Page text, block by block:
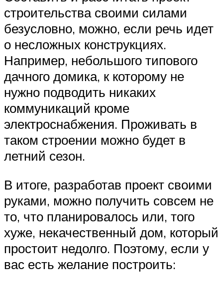
строительства своими силами
безусловно, можно, если речь идет
о несложных конструкциях.
Например, небольшого типового
дачного домика, к которому не
нужно подводить никаких
коммуникаций кроме
электроснабжения. Проживать в
таком строении можно будет в
летний сезон.
В итоге, разработав проект своими
руками, можно получить совсем не
то, что планировалось или, того
хуже, некачественный дом, который
простоит недолго. Поэтому, если у
вас есть желание построить: